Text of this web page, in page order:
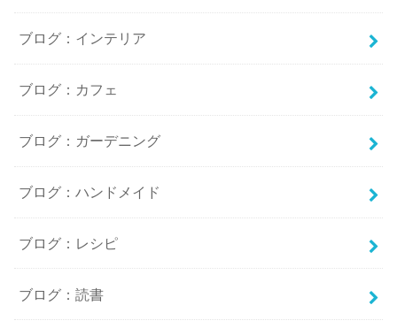
ブログ：インテリア
ブログ：カフェ
ブログ：ガーデニング
ブログ：ハンドメイド
ブログ：レシピ
ブログ：読書